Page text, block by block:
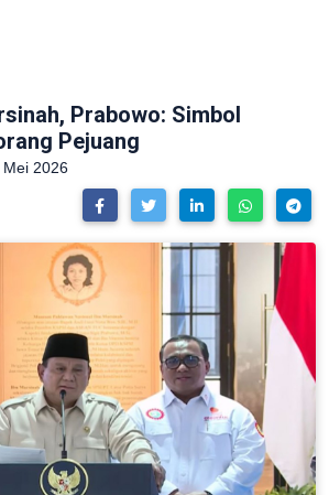
Prabowo: Simbol
Pejuang
2026